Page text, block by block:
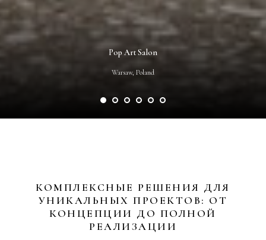
Pop Art Salon
Warsaw, Poland
КОМПЛЕКСНЫЕ РЕШЕНИЯ ДЛЯ
УНИКАЛЬНЫХ ПРОЕКТОВ: ОТ
КОНЦЕПЦИИ ДО ПОЛНОЙ
РЕАЛИЗАЦИИ